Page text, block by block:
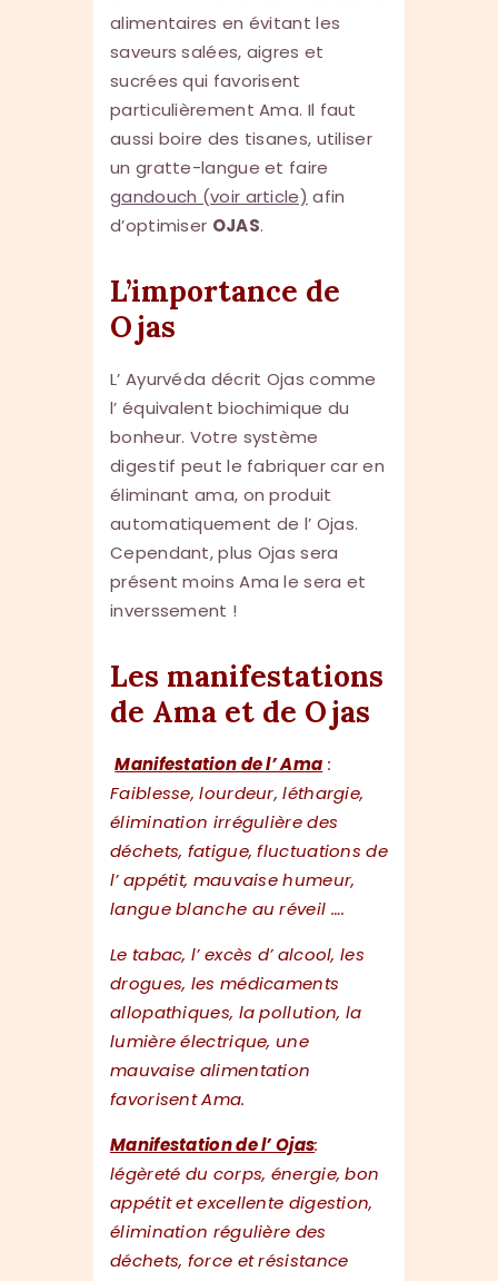
alimentaires en évitant les
saveurs salées, aigres et
sucrées qui favorisent
particulièrement Ama. Il faut
aussi boire des tisanes, utiliser
un gratte-langue et faire
gandouch (voir article) afin
d’optimiser OJAS.
L’importance de
Ojas
L’ Ayurvéda décrit Ojas comme
l’ équivalent biochimique du
bonheur. Votre système
digestif peut le fabriquer car en
éliminant ama, on produit
automatiquement de l’ Ojas.
Cependant, plus Ojas sera
présent moins Ama le sera et
inverssement !
Les manifestations
de Ama et de Ojas
Manifestation de l’ Ama :
Faiblesse, lourdeur, léthargie,
élimination irrégulière des
déchets, fatigue, fluctuations de
l’ appétit, mauvaise humeur,
langue blanche au réveil ….
Le tabac, l’ excès d’ alcool, les
drogues, les médicaments
allopathiques, la pollution, la
lumière électrique, une
mauvaise alimentation
favorisent Ama.
Manifestation de l’ Ojas:
légèreté du corps, énergie, bon
appétit et excellente digestion,
élimination régulière des
déchets, force et résistance